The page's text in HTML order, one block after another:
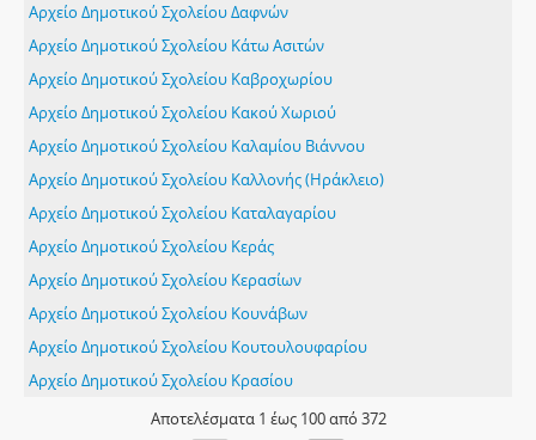
Αρχείο Δημοτικού Σχολείου Δαφνών
Αρχείο Δημοτικού Σχολείου Κάτω Ασιτών
Αρχείο Δημοτικού Σχολείου Καβροχωρίου
Αρχείο Δημοτικού Σχολείου Κακού Χωριού
Αρχείο Δημοτικού Σχολείου Καλαμίου Βιάννου
Αρχείο Δημοτικού Σχολείου Καλλονής (Ηράκλειο)
Αρχείο Δημοτικού Σχολείου Καταλαγαρίου
Αρχείο Δημοτικού Σχολείου Κεράς
Αρχείο Δημοτικού Σχολείου Κερασίων
Αρχείο Δημοτικού Σχολείου Κουνάβων
Αρχείο Δημοτικού Σχολείου Κουτουλουφαρίου
Αρχείο Δημοτικού Σχολείου Κρασίου
Αποτελέσματα 1 έως 100από 372